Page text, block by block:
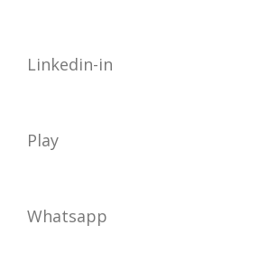
Linkedin-in
Play
Whatsapp